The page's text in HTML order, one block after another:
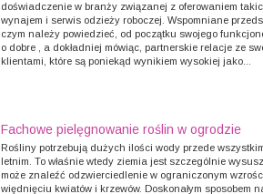
doświadczenie w branży związanej z oferowaniem
wynajem i serwis odzieży roboczej. Wspomniane
czym należy powiedzieć, od początku swojego
o dobre , a dokładniej mówiąc, partnerskie relacje ze
klientami, które są poniekąd wynikiem wysokiej jako...
Fachowe pielęgnowanie roślin w ogrodzie
Rośliny potrzebują dużych ilości wody przede
letnim. To właśnie wtedy ziemia jest szczególnie
może znaleźć odzwierciedlenie w ograniczonym
więdnięciu kwiatów i krzewów. Doskonałym sposobem